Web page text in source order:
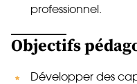
professionnel.
Objectifs
Développer des